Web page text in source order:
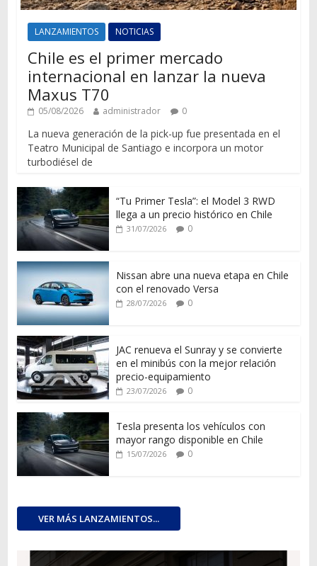
LANZAMIENTOS NOTICIAS
Chile es el primer mercado
internacional en lanzar la nueva
Maxus T70
05/08/2026 administrador 0
La nueva generación de la pick-up fue presentada en el
Teatro Municipal de Santiago e incorpora un motor
turbodiésel de
“Tu Primer Tesla”: el Model 3 RWD
llega a un precio histórico en Chile
31/07/2026 0
Nissan abre una nueva etapa en Chile
con el renovado Versa
28/07/2026 0
JAC renueva el Sunray y se convierte
en el minibús con la mejor relación
precio-equipamiento
23/07/2026 0
Tesla presenta los vehículos con
mayor rango disponible en Chile
15/07/2026 0
VER MÁS LANZAMIENTOS...